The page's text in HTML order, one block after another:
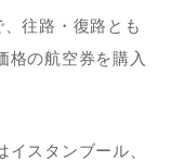
往路・復路とも
格の航空券を購入
スタンブール、